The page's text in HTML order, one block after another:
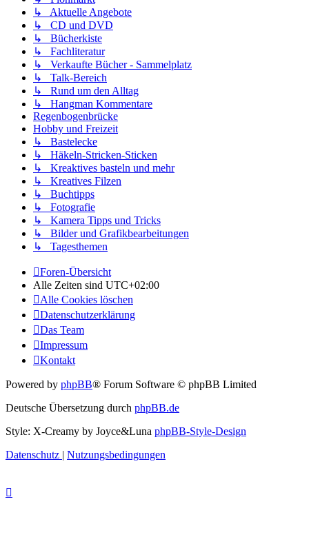
↳ Aktuelle Angebote
↳ CD und DVD
↳ Bücherkiste
↳ Fachliteratur
↳ Verkaufte Bücher - Sammelplatz
↳ Talk-Bereich
↳ Rund um den Alltag
↳ Hangman Kommentare
Regenbogenbrücke
Hobby und Freizeit
↳ Bastelecke
↳ Häkeln-Stricken-Sticken
↳ Kreaktives basteln und mehr
↳ Kreatives Filzen
↳ Buchtipps
↳ Fotografie
↳ Kamera Tipps und Tricks
↳ Bilder und Grafikbearbeitungen
↳ Tagesthemen
Foren-Übersicht
Alle Zeiten sind UTC+02:00
Alle Cookies löschen
Datenschutzerklärung
Das Team
Impressum
Kontakt
Powered by phpBB® Forum Software © phpBB Limited
Deutsche Übersetzung durch phpBB.de
Style: X-Creamy by Joyce&Luna phpBB-Style-Design
Datenschutz
Nutzungsbedingungen